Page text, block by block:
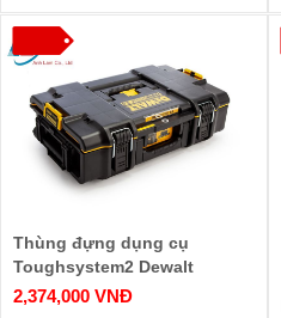
Thùng đựng dụng cụ
Toughsystem2 Dewalt
DWST83293-1
2,374,000 VNĐ